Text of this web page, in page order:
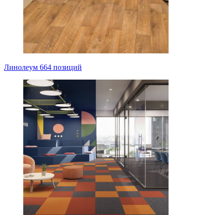
Линолеум 664 позиций